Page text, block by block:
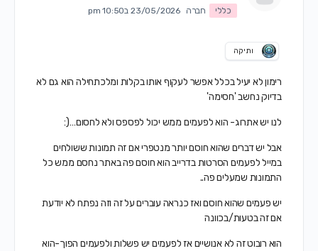
כללי חברה 23/05/2026 ב10:50 pm
ותיקה
רימון לא יעיל בכלל אפשר לעקוף אותו בקלות ומלכתחילה הוא גם לא
בדיוק נחשב 'חסימה'
לנו יש אתרוג- הוא לפעמים ממש יכול לפספס ולא לחסום…(:
אבל יש דברים שהוא חוסם יותר מנטפרי אם זה תמונות ששולחים
במייל לפעמים הסרטות בדרייב הוא חוסם פה באתר נחסם ממש כל
התמונות שמעלים פה..
יש פעמים שהוא חוסם ואז כנראה עוברים על זה וזה נפתח לא יודעת
אם זה בטעות/בכוונה
הוא רובוט זה לא אנושיים אז לפעמים יש פשלות ולפעמים הפוך-הוא